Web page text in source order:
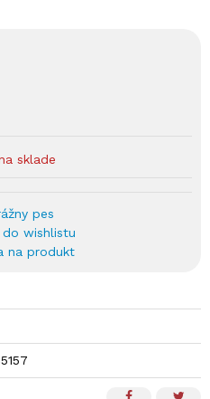
sklade
pes
do wishlistu
na produkt